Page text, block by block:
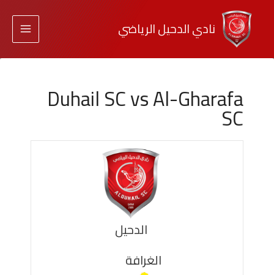
نادي الدحيل الرياضي
Duhail SC vs Al-Gharafa
SC
الدحيل
الغرافة